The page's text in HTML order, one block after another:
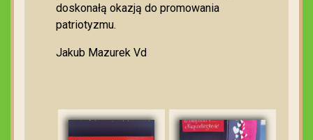
doskonałą okazją do promowania
patriotyzmu.
Jakub Mazurek Vd